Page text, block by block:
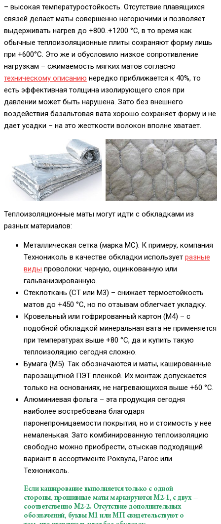
– высокая температуростойкость. Отсутствие плавящихся
связей делает маты совершенно негорючими и позволяет
выдерживать нагрев до +800..+1200 °С, в то время как
обычные теплоизоляционные плиты сохраняют форму лишь
при +600°С. Это же и обусловило низкое сопротивление
нагрузкам – сжимаемость мягких матов согласно
техническому описанию нередко приближается к 40%, то
есть эффективная толщина изолирующего слоя при
давлении может быть нарушена. Зато без внешнего
воздействия базальтовая вата хорошо сохраняет форму и не
дает усадки – на это жесткости волокон вполне хватает.
Теплоизоляционные маты могут идти с обкладками из
разных материалов:
Металлическая сетка (марка МС). К примеру, компания
Технониколь в качестве обкладки использует разные
виды проволоки: черную, оцинкованную или
гальванизированную.
Стеклоткань (СТ или М3) – снижает термостойкость
матов до +450 °С, но по отзывам облегчает укладку.
Кровельный или гофрированный картон (М4) – с
подобной обкладкой минеральная вата не применяется
при температурах выше +80 °С, да и купить такую
теплоизоляцию сегодня сложно.
Бумага (М5). Так обозначаются и маты, кашированные
парозащитной ПЭТ пленкой. Их монтаж допускается
только на основаниях, не нагревающихся выше +60 °С.
Алюминиевая фольга – эта продукция сегодня
наиболее востребована благодаря
паронепроницаемости покрытия, но и стоимость у нее
немаленькая. Зато комбинированную теплоизоляцию
свободно можно приобрести, отыскав подходящий
вариант в ассортименте Роквула, Paroc или
Технониколь.
Если каширование выполняется только с одной
стороны, прошивные маты маркируются М2-1, с двух –
соответственно М2-2. Отсутствие дополнительных
обозначений, буквы М1 или МП свидетельствуют о